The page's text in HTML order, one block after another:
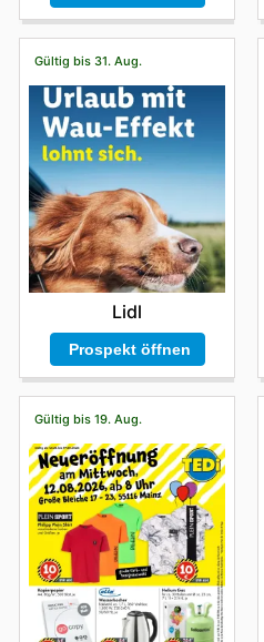
Gültig bis 31. Aug.
Lidl
Prospekt öffnen
Gültig bis 19. Aug.